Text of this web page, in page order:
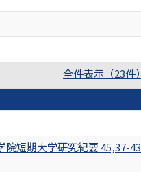
全件表示（23件）
短期大学研究紀要 45,37-43